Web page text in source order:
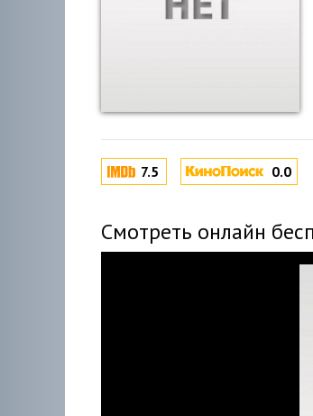
7.5 0.0
Смотреть онлайн